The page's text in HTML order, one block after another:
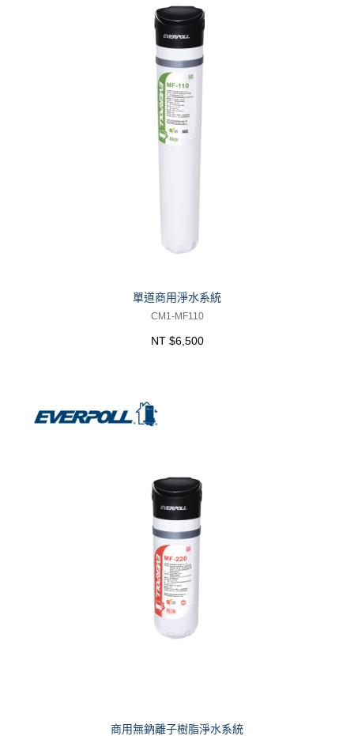
單道商用淨水系統
CM1-MF110
NT $6,500
商用無鈉離子樹脂淨水系統